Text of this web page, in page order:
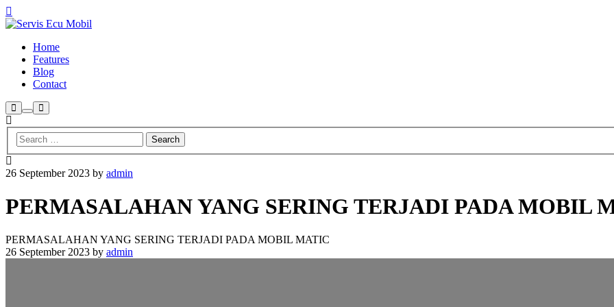
Home
Features
Blog
Contact
Search
More
info
menu
26 September 2023 by admin
PERMASALAHAN YANG SERING TERJADI PADA MOBIL
PERMASALAHAN YANG SERING TERJADI PADA MOBIL MATIC
26 September 2023 by admin